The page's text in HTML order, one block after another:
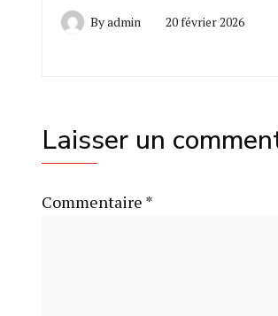
Byadmin 20 février 2026
Laisser un
Commentaire *